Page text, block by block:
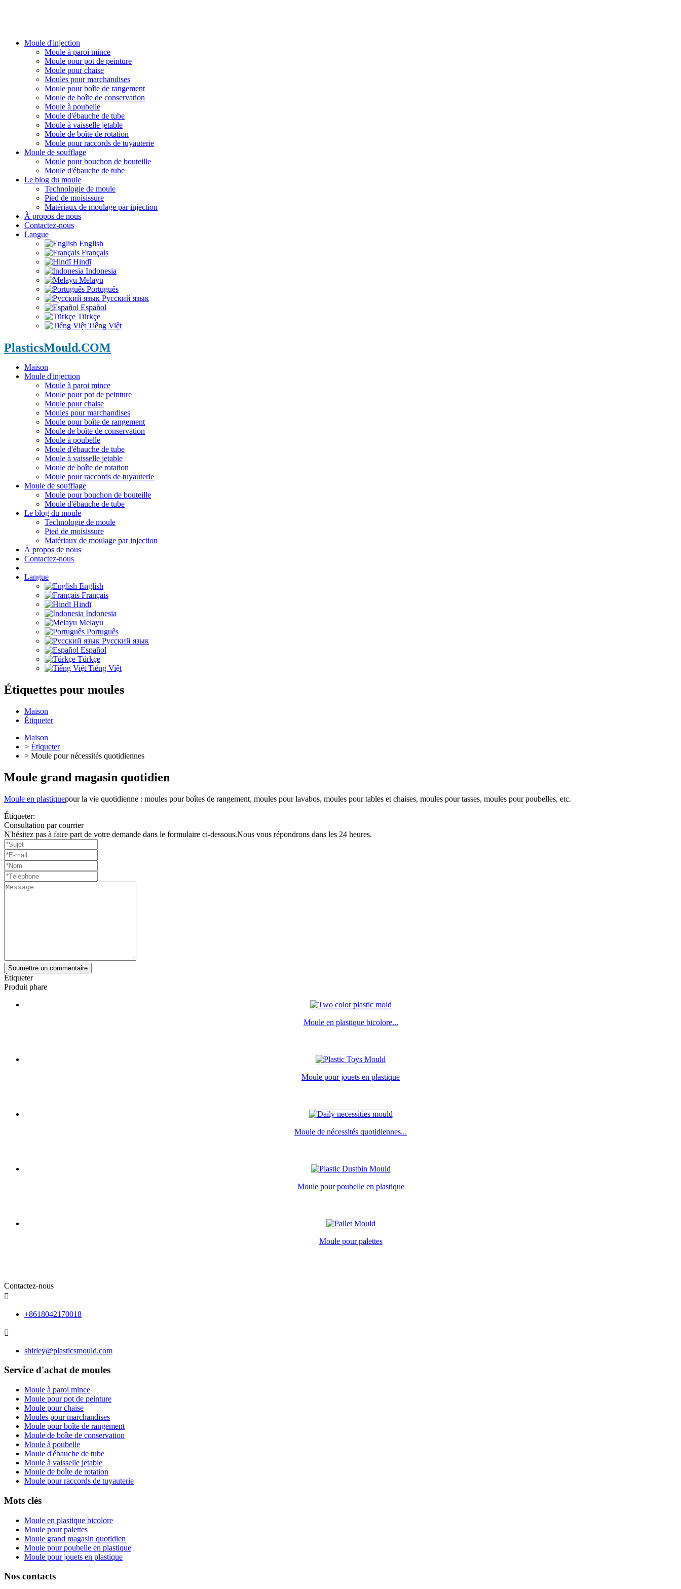
Moule d'injection
Moule à paroi mince
Moule pour pot de peinture
Moule pour chaise
Moules pour marchandises
Moule pour boîte de rangement
Moule de boîte de conservation
Moule à poubelle
Moule d'ébauche de tube
Moule à vaisselle jetable
Moule de boîte de rotation
Moule pour raccords de tuyauterie
Moule de soufflage
Moule pour bouchon de bouteille
Moule d'ébauche de tube
Le blog du moule
Technologie de moule
Pied de moisissure
Matériaux de moulage par injection
À propos de nous
Contactez-nous
Langue
English
Français
Hindī
Indonesia
Melayu
Português
Русский язык
Español
Türkçe
Tiếng Việt
PlasticsMould.COM
Maison
Moule d'injection
Moule à paroi mince
Moule pour pot de peinture
Moule pour chaise
Moules pour marchandises
Moule pour boîte de rangement
Moule de boîte de conservation
Moule à poubelle
Moule d'ébauche de tube
Moule à vaisselle jetable
Moule de boîte de rotation
Moule pour raccords de tuyauterie
Moule de soufflage
Moule pour bouchon de bouteille
Moule d'ébauche de tube
Le blog du moule
Technologie de moule
Pied de moisissure
Matériaux de moulage par injection
À propos de nous
Contactez-nous
Langue
English
Français
Hindī
Indonesia
Melayu
Português
Русский язык
Español
Türkçe
Tiếng Việt
Étiquettes pour moules
Maison
Étiqueter
Maison
> Étiqueter
> Moule pour nécessités quotidiennes
Moule grand magasin quotidien
Moule en plastiquepour la vie quotidienne : moules pour boîtes de rangement, moules pour lavabos, moules pour tables et chaises, moules pour tasses, moules pour poubelles, etc.
Étiqueter:
Consultation par courrier
N'hésitez pas à faire part de votre demande dans le formulaire ci-dessous.Nous vous répondrons dans les 24 heures.
Soumettre un commentaire
Étiqueter
Produit phare
Moule en plastique bicolore...
Moule pour jouets en plastique
Moule de nécessités quotidiennes...
Moule pour poubelle en plastique
Moule pour palettes
Contactez-nous

+8618042170018

shirley@plasticsmould.com
Service d'achat de moules
Moule à paroi mince
Moule pour pot de peinture
Moule pour chaise
Moules pour marchandises
Moule pour boîte de rangement
Moule de boîte de conservation
Moule à poubelle
Moule d'ébauche de tube
Moule à vaisselle jetable
Moule de boîte de rotation
Moule pour raccords de tuyauterie
Mots clés
Moule en plastique bicolore
Moule pour palettes
Moule grand magasin quotidien
Moule pour poubelle en plastique
Moule pour jouets en plastique
Nos contacts